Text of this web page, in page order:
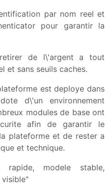
par nom reel et
pour garantir la
de l\'argent a tout
et sans seuils caches.
est deploye dans
d\'un environnement
modules de base ont
afin de garantir le
plateforme et de rester a
et technique.
rapide, modele stable,